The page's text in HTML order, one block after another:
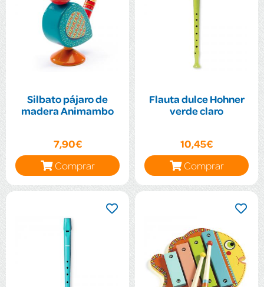
Silbato pájaro de
madera Animambo
7,90€
Comprar
Flauta dulce Hohner
verde claro
10,45€
Comprar